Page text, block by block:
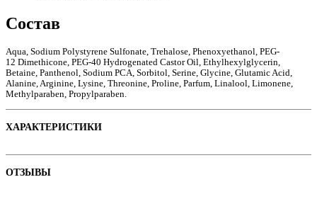
Состав
Aqua, Sodium Polystyrene Sulfonate, Trehalose, Phenoxyethanol, PEG-
12 Dimethicone, PEG-40 Hydrogenated Castor Oil, Ethylhexylglycerin,
Betaine, Panthenol, Sodium PCA, Sorbitol, Serine, Glycine, Glutamic Acid,
Alanine, Arginine, Lysine, Threonine, Proline, Parfum, Linalool, Limonene,
Methylparaben, Propylparaben.
ХАРАКТЕРИСТИКИ
ОТЗЫВЫ